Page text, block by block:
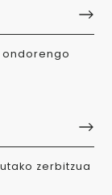
zerbitzua